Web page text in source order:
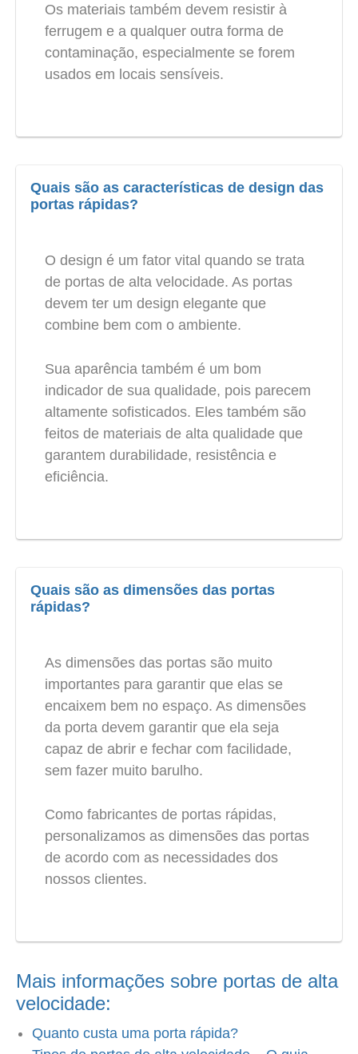
Os materiais também devem resistir à
ferrugem e a qualquer outra forma de
contaminação, especialmente se forem
usados em locais sensíveis.
Quais são as características de design das
portas rápidas?
O design é um fator vital quando se trata
de portas de alta velocidade. As portas
devem ter um design elegante que
combine bem com o ambiente.
Sua aparência também é um bom
indicador de sua qualidade, pois parecem
altamente sofisticados. Eles também são
feitos de materiais de alta qualidade que
garantem durabilidade, resistência e
eficiência.
Quais são as dimensões das portas
rápidas?
As dimensões das portas são muito
importantes para garantir que elas se
encaixem bem no espaço. As dimensões
da porta devem garantir que ela seja
capaz de abrir e fechar com facilidade,
sem fazer muito barulho.
Como fabricantes de portas rápidas,
personalizamos as dimensões das portas
de acordo com as necessidades dos
nossos clientes.
Mais informações sobre portas de alta
velocidade:
Quanto custa uma porta rápida?